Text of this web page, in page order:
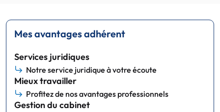
Mes avantages adhérent
Services juridiques
Notre service juridique à votre écoute
Mieux travailler
Profitez de nos avantages professionnels
Gestion du cabinet